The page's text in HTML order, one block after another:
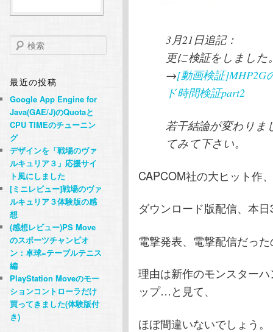
3月21日追記：
更に検証をしました
→[動画検証]MHP2G
ド時間検証part2
若干結論が変わり
てみて下さい。
CAPCOM社の大ヒット作
ダウンロード版配信、本
電撃発表、電撃配信だっ
理由は新作のモンスター
ップ…と見て、
ほぼ間違いないでしょう。
検
索
最近の投稿
Google App Engine for
Java(GAE/J)のQuotaと
CPU TIMEのチューニン
グ
デザインを「戦場のヴァ
ルキュリア３」応援サイ
ト風にしました
[ミニレビュー]戦場のヴァ
ルキュリア３体験版の感
想
(感想レビュー)PS Move
のスポーツチャンピオ
ン：卓球=テーブルテニス
編
PlayStation Moveのモー
ションコントローラだけ
買ってきました(体験版付
き)